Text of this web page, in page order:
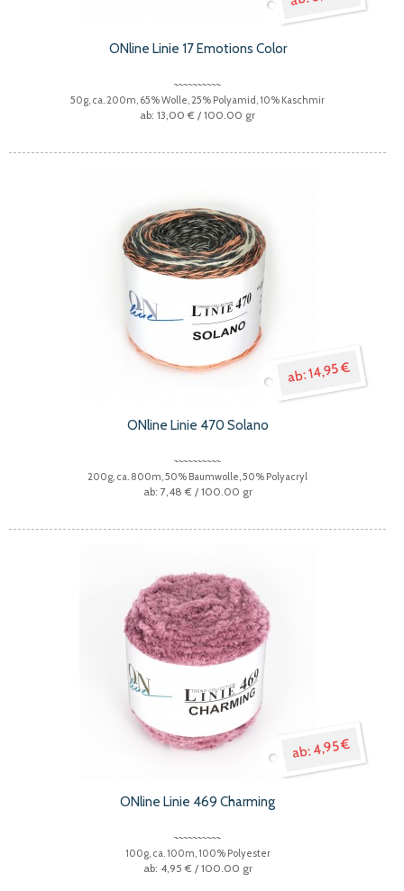
ONline Linie 17 Emotions Color
50g, ca. 200m, 65% Wolle, 25% Polyamid, 10% Kaschmir
13,00 € / 100.00 gr
14,95 €
ONline Linie 470 Solano
200g, ca. 800m, 50% Baumwolle, 50% Polyacryl
7,48 € / 100.00 gr
4,95 €
ONline Linie 469 Charming
100g, ca. 100m, 100% Polyester
4,95 € / 100.00 gr